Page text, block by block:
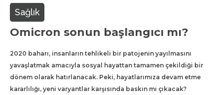
Sağlık
Omicron sonun başlangıcı mı?
2020 baharı, insanların tehlikeli bir patojenin yayılmasını
yavaşlatmak amacıyla sosyal hayattan tamamen çekildiği bir
dönem olarak hatırlanacak. Peki, hayatlarımıza devam etme
kararlılığı, yeni varyantlar karşısında baskın mı çıkacak?